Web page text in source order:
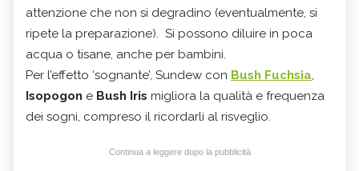
attenzione che non si degradino (eventualmente, si
ripete la preparazione). Si possono diluire in poca
acqua o tisane, anche per bambini.
Per l’effetto ‘sognante’, Sundew con Bush Fuchsia,
Isopogon e Bush Iris migliora la qualità e frequenza
dei sogni, compreso il ricordarli al risveglio.
Continua a leggere dopo la pubblicità